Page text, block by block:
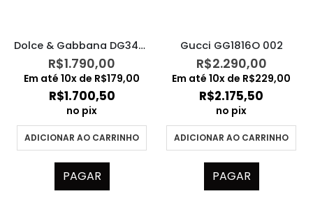
Dolce & Gabbana DG3425 3438
R$1.790,00
Em até 10x de R$179,00
R$1.700,50
no pix
ADICIONAR AO CARRINHO
PAGAR
Gucci GG1816O 002
R$2.290,00
Em até 10x de R$229,00
R$2.175,50
no pix
ADICIONAR AO CARRINHO
PAGAR